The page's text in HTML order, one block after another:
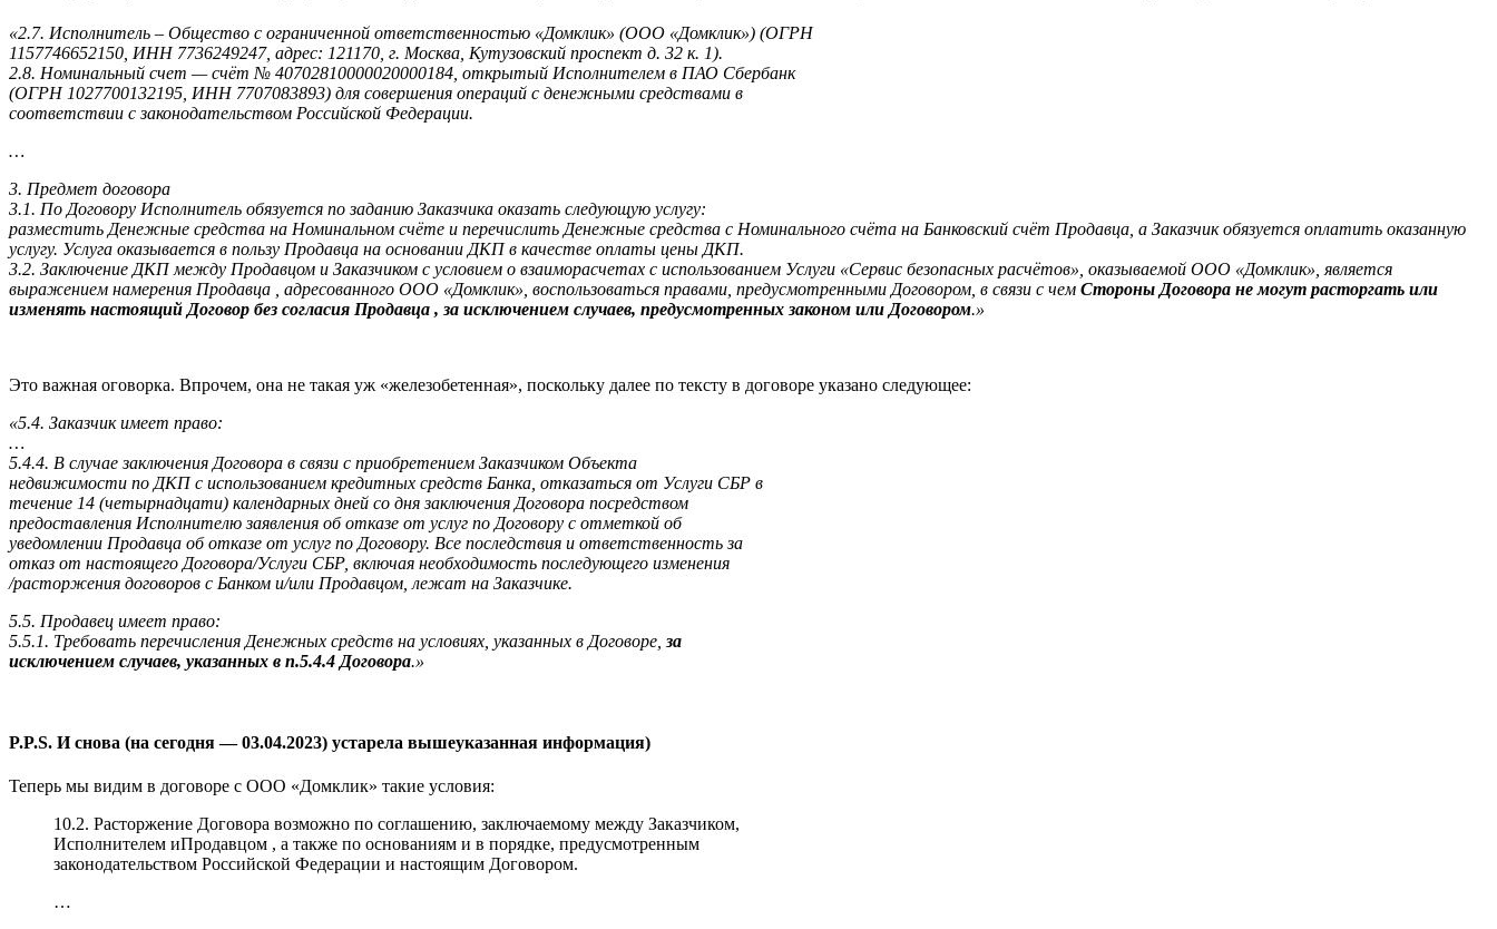
«2.7. Исполнитель – Общество с ограниченной ответственностью «Домклик» (ООО «Домклик») (ОГРН
1157746652150, ИНН 7736249247, адрес: 121170, г. Москва, Кутузовский проспект д. 32 к. 1).
2.8. Номинальный счет — счёт № 40702810000020000184, открытый Исполнителем в ПАО Сбербанк
(ОГРН 1027700132195, ИНН 7707083893) для совершения операций с денежными средствами в
соответствии с законодательством Российской Федерации.
…
3. Предмет договора
3.1. По Договору Исполнитель обязуется по заданию Заказчика оказать следующую услугу:
разместить Денежные средства на Номинальном счёте и перечислить Денежные средства с Номинального счёта на Банковский счёт Продавца, а Заказчик обязуется оплатить оказанную
услугу. Услуга оказывается в пользу Продавца на основании ДКП в качестве оплаты цены ДКП.
3.2. Заключение ДКП между Продавцом и Заказчиком с условием о взаиморасчетах с использованием Услуги «Сервис безопасных расчётов», оказываемой ООО «Домклик», является
выражением намерения Продавца , адресованного ООО «Домклик», воспользоваться правами, предусмотренными Договором, в связи с чем Стороны Договора не могут расторгать или
изменять настоящий Договор без согласия Продавца , за исключением случаев, предусмотренных законом или Договором.»
Это важная оговорка. Впрочем, она не такая уж «железобетенная», поскольку далее по тексту в договоре указано следующее:
«5.4. Заказчик имеет право:
…
5.4.4. В случае заключения Договора в связи с приобретением Заказчиком Объекта
недвижимости по ДКП с использованием кредитных средств Банка, отказаться от Услуги СБР в
течение 14 (четырнадцати) календарных дней со дня заключения Договора посредством
предоставления Исполнителю заявления об отказе от услуг по Договору с отметкой об
уведомлении Продавца об отказе от услуг по Договору. Все последствия и ответственность за
отказ от настоящего Договора/Услуги СБР, включая необходимость последующего изменения
/расторжения договоров с Банком и/или Продавцом, лежат на Заказчике.
5.5. Продавец имеет право:
5.5.1. Требовать перечисления Денежных средств на условиях, указанных в Договоре, за
исключением случаев, указанных в п.5.4.4 Договора.»
P.P.S. И снова (на сегодня — 03.04.2023) устарела вышеуказанная информация)
Теперь мы видим в договоре с ООО «Домклик» такие условия:
10.2. Расторжение Договора возможно по соглашению, заключаемому между Заказчиком,
Исполнителем иПродавцом , а также по основаниям и в порядке, предусмотренным
законодательством Российской Федерации и настоящим Договором.
…